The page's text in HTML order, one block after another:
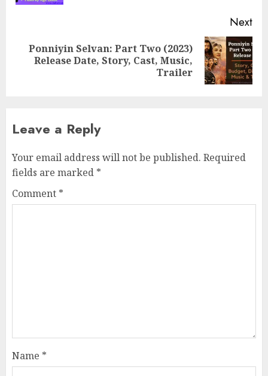
Next
Next
Ponniyin Selvan: Part Two (2023)
Release Date, Story, Cast, Music,
Trailer
Leave a Reply
Your email address will not be published. Required
fields are marked *
Comment *
Name *